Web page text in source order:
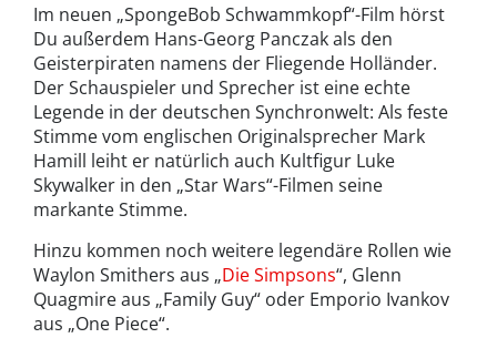
Im neuen „SpongeBob Schwammkopf“-Film hörst
Du außerdem Hans-Georg Panczak als den
Geisterpiraten namens der Fliegende Holländer.
Der Schauspieler und Sprecher ist eine echte
Legende in der deutschen Synchronwelt: Als feste
Stimme vom englischen Originalsprecher Mark
Hamill leiht er natürlich auch Kultfigur Luke
Skywalker in den „Star Wars“-Filmen seine
markante Stimme.
Hinzu kommen noch weitere legendäre Rollen wie
Waylon Smithers aus „Die Simpsons“, Glenn
Quagmire aus „Family Guy“ oder Emporio Ivankov
aus „One Piece“.